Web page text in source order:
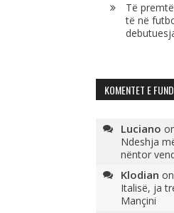
Të
të në
KOMENTET E
Luciano
Ndeshja
nëntor
Klodian on
Italisë, ja
Mançini